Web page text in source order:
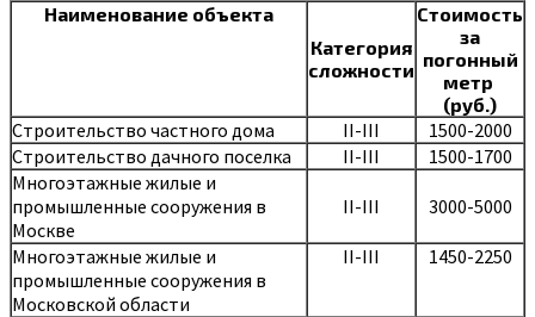
Наименование объекта
Категория
сложности
Стоимость
за
погонный
метр
(руб.)
Строительство частного дома II-III
1500-2000
Строительство дачного поселка
II-III
1500-1700
Многоэтажные жилые и
промышленные сооружения в
Москве
II-III 3000-5000
Многоэтажные жилые и
промышленные сооружения в
Московской области
II-III 1450-2250